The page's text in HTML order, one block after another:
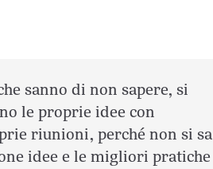
sanno di non sapere, si
le proprie idee con
riunioni, perché non si sa
idee e le migliori pratiche